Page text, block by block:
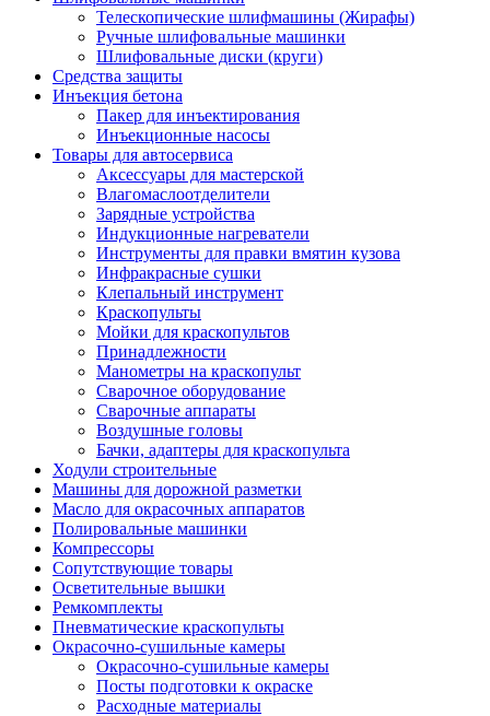
Телескопические шлифмашины (Жирафы)
Ручные шлифовальные машинки
Шлифовальные диски (круги)
Средства защиты
Инъекция бетона
Пакер для инъектирования
Инъекционные насосы
Товары для автосервиса
Аксессуары для мастерской
Влагомаслоотделители
Зарядные устройства
Индукционные нагреватели
Инструменты для правки вмятин кузова
Инфракрасные сушки
Клепальный инструмент
Краскопульты
Мойки для краскопультов
Принадлежности
Манометры на краскопульт
Сварочное оборудование
Сварочные аппараты
Воздушные головы
Бачки, адаптеры для краскопульта
Ходули строительные
Машины для дорожной разметки
Масло для окрасочных аппаратов
Полировальные машинки
Компрессоры
Сопутствующие товары
Осветительные вышки
Ремкомплекты
Пневматические краскопульты
Окрасочно-сушильные камеры
Окрасочно-сушильные камеры
Посты подготовки к окраске
Расходные материалы